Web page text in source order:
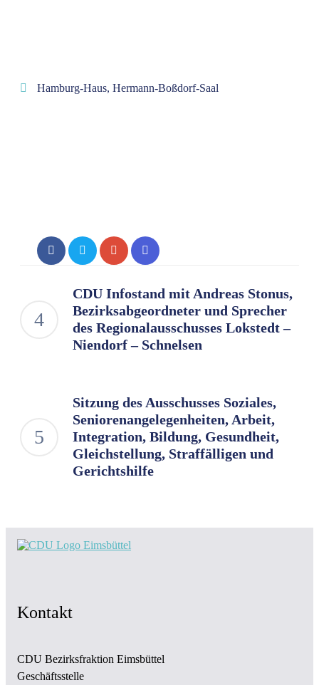
Hamburg-Haus, Hermann-Boßdorf-Saal
CDU Infostand mit Andreas Stonus,
Bezirksabgeordneter und Sprecher
des Regionalausschusses Lokstedt –
Niendorf – Schnelsen
Sitzung des Ausschusses Soziales,
Seniorenangelegenheiten, Arbeit,
Integration, Bildung, Gesundheit,
Gleichstellung, Straffälligen und
Gerichtshilfe
Kontakt
CDU Bezirksfraktion Eimsbüttel
Geschäftsstelle